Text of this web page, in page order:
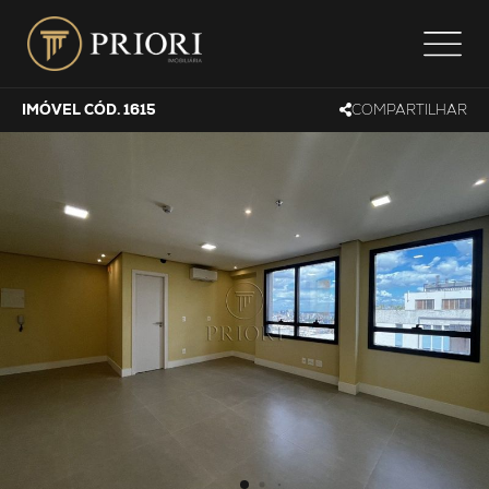
IMÓVEL CÓD. 1615 COMPARTILHAR